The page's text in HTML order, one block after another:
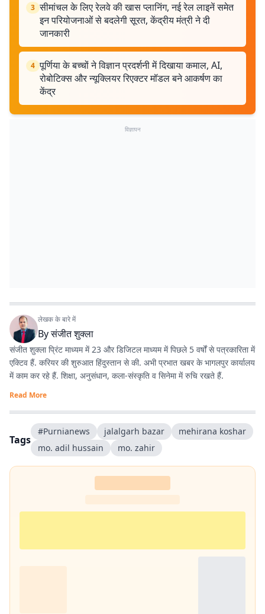
3 सीमांचल के लिए रेलवे की खास प्लानिंग, नई रेल लाइनें समेत
इन परियोजनाओं से बदलेगी सूरत, केंद्रीय मंत्री ने दी
जानकारी
4 पूर्णिया के बच्चों ने विज्ञान प्रदर्शनी में दिखाया कमाल, AI,
रोबोटिक्स और न्यूक्लियर रिएक्टर मॉडल बने आकर्षण का
केंद्र
विज्ञापन
लेखक के बारे में
Byसंजीत शुक्ला
संजीत शुक्ला प्रिंट माध्यम में 23 और डिजिटल माध्यम में पिछले 5 वर्षों से पत्रकारिता में
एक्टिव हैं. करियर की शुरुआत हिंदुस्तान से की. अभी प्रभात खबर के भागलपुर कार्यालय
में काम कर रहे हैं. शिक्षा, अनुसंधान, कला-संस्कृति व सिनेमा में रुचि रखते हैं.
Read More
Tags
#Purnianews jalalgarh bazar
mehirana koshar
mo. adil hussain
mo. zahir